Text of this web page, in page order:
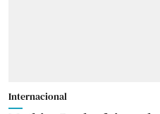
Internacional